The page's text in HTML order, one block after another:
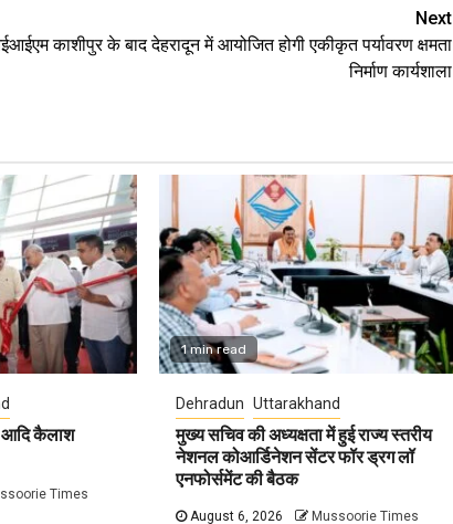
Next
काशीपुर के बाद देहरादून में आयोजित होगी एकीकृत पर्यावरण क्षमता
निर्माण कार्यशाला
आदि कैलाश
Times
1 min read
Dehradun Uttarakhand
मुख्य सचिव की अध्यक्षता में हुई राज्य स्तरीय
नेशनल कोआर्डिनेशन सेंटर फॉर ड्रग लॉ
एनफोर्समेंट की बैठक
August 6, 2026 Mussoorie Times